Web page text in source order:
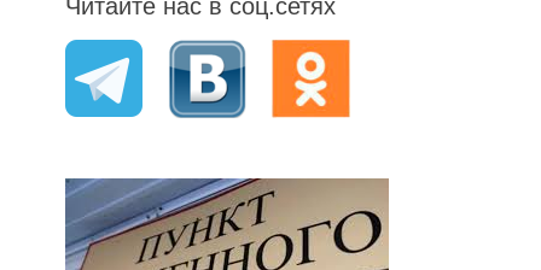
Читайте нас в соц.сетях